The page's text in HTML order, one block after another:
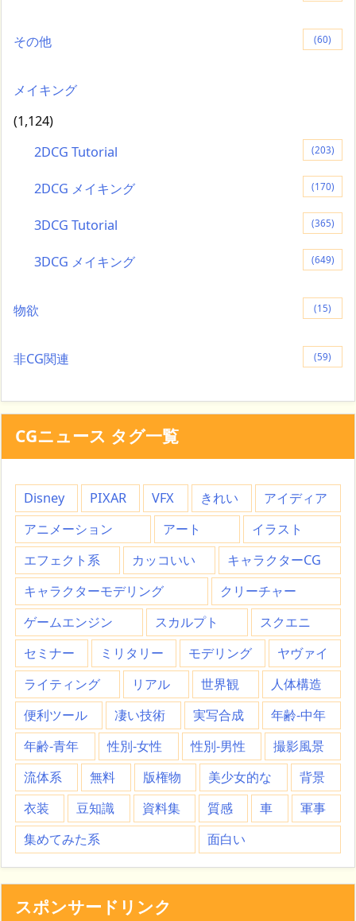
その他 (60)
メイキング
(1,124)
2DCG Tutorial
(203)
2DCG メイキング (170)
3DCG Tutorial (365)
3DCG メイキング (649)
物欲 (15)
非CG関連 (59)
CGニュース タグ一覧
Disney PIXAR VFX きれい
アイディア
アニメーション
アート
イラスト
エフェクト系
カッコいい
キャラクターCG
キャラクターモデリング
クリーチャー
ゲームエンジン
スカルプト
スクエニ
セミナー
ミリタリー モデリング
ヤヴァイ
ライティング
リアル 世界観
人体構造
便利ツール
凄い技術 実写合成
年齢-中年
年齢-青年
性別-女性 性別-男性
撮影風景
流体系
無料 版権物 美少女的な
背景
衣装
豆知識 資料集 質感 車
軍事
集めてみた系
面白い
スポンサードリンク